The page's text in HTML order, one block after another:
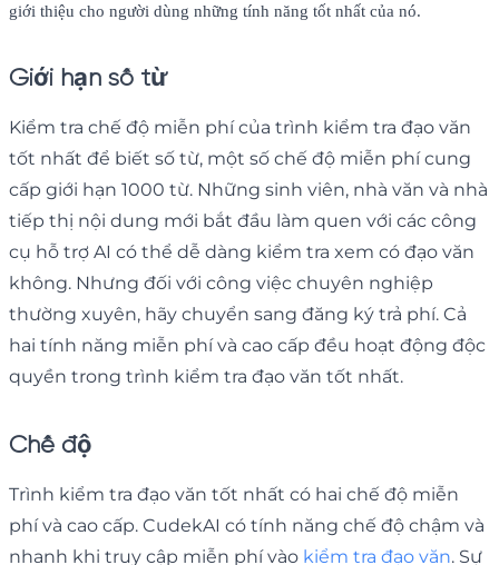
giới thiệu cho người dùng những tính năng tốt nhất của nó.
Giới hạn số từ
Kiểm tra chế độ miễn phí của trình kiểm tra đạo văn
tốt nhất để biết số từ, một số chế độ miễn phí cung
cấp giới hạn 1000 từ. Những sinh viên, nhà văn và nhà
tiếp thị nội dung mới bắt đầu làm quen với các công
cụ hỗ trợ AI có thể dễ dàng kiểm tra xem có đạo văn
không. Nhưng đối với công việc chuyên nghiệp
thường xuyên, hãy chuyển sang đăng ký trả phí. Cả
hai tính năng miễn phí và cao cấp đều hoạt động độc
quyền trong trình kiểm tra đạo văn tốt nhất.
Chế độ
Trình kiểm tra đạo văn tốt nhất có hai chế độ miễn
phí và cao cấp. CudekAI có tính năng chế độ chậm và
nhanh khi truy cập miễn phí vào kiểm tra đạo văn. Sự